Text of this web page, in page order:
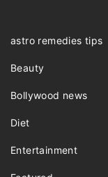
astro remedies tips
Beauty
Bollywood news
Diet
Entertainment